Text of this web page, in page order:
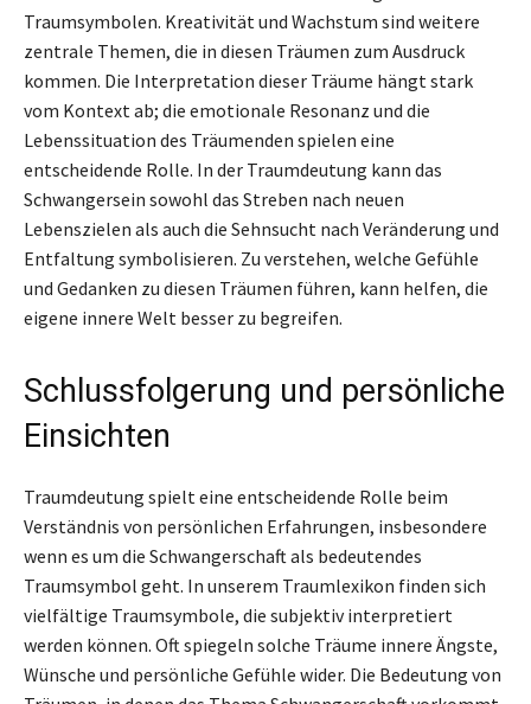
Traumsymbolen. Kreativität und Wachstum sind weitere
zentrale Themen, die in diesen Träumen zum Ausdruck
kommen. Die Interpretation dieser Träume hängt stark
vom Kontext ab; die emotionale Resonanz und die
Lebenssituation des Träumenden spielen eine
entscheidende Rolle. In der Traumdeutung kann das
Schwangersein sowohl das Streben nach neuen
Lebenszielen als auch die Sehnsucht nach Veränderung und
Entfaltung symbolisieren. Zu verstehen, welche Gefühle
und Gedanken zu diesen Träumen führen, kann helfen, die
eigene innere Welt besser zu begreifen.
Schlussfolgerung und persönliche
Einsichten
Traumdeutung spielt eine entscheidende Rolle beim
Verständnis von persönlichen Erfahrungen, insbesondere
wenn es um die Schwangerschaft als bedeutendes
Traumsymbol geht. In unserem Traumlexikon finden sich
vielfältige Traumsymbole, die subjektiv interpretiert
werden können. Oft spiegeln solche Träume innere Ängste,
Wünsche und persönliche Gefühle wider. Die Bedeutung von